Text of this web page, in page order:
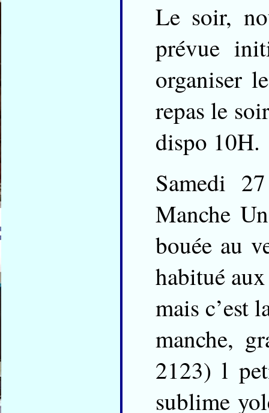
Le soir,
prévue
organiser
repas le
dispo 10H.
Samedi
Manche
bouée au
habitué
mais c’est
manche,
2123) l
sublime